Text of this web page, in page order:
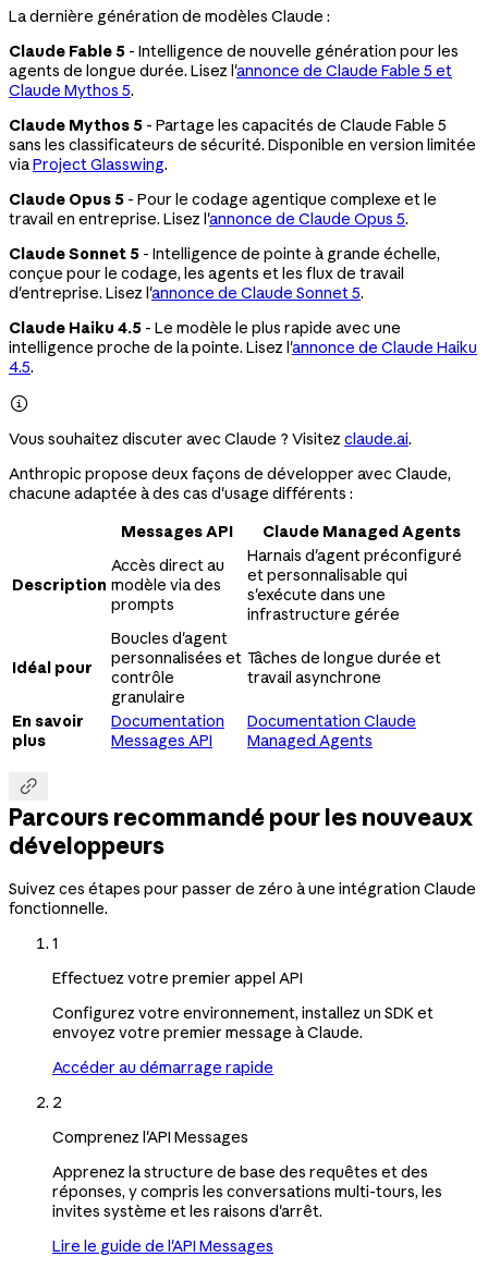
La dernière génération de modèles Claude :
Claude Fable 5 - Intelligence de nouvelle génération pour les
agents de longue durée. Lisez l'annonce de Claude Fable 5 et
Claude Mythos 5.
Claude Mythos 5 - Partage les capacités de Claude Fable 5
sans les classificateurs de sécurité. Disponible en version limitée
viaProject Glasswing.
Claude Opus 5 - Pour le codage agentique complexe et le
travail en entreprise. Lisez l'annonce de Claude Opus 5.
Claude Sonnet 5 - Intelligence de pointe à grande échelle,
conçue pour le codage, les agents et les flux de travail
d'entreprise. Lisez l'annonce de Claude Sonnet 5.
Claude Haiku 4.5 - Le modèle le plus rapide avec une
intelligence proche de la pointe. Lisez l'annonce de Claude Haiku
4.5.

Vous souhaitez discuter avec Claude ? Visitez claude.ai.
Anthropic propose deux façons de développer avec Claude,
chacune adaptée à des cas d'usage différents :
Messages API
Claude Managed Agents
Description
Accès direct au
modèle via des
prompts
Harnais d'agent préconfiguré
et personnalisable qui
s'exécute dans une
infrastructure gérée
Idéal pour
Boucles d'agent
personnalisées et
contrôle
granulaire
Tâches de longue durée et
travail asynchrone
En savoir
plus
Documentation
Messages API
Documentation Claude
Managed Agents

Parcours recommandé pour les nouveaux
développeurs
Suivez ces étapes pour passer de zéro à une intégration Claude
fonctionnelle.
1
Effectuez votre premier appel API
Configurez votre environnement, installez un SDK et
envoyez votre premier message à Claude.
Accéder au démarrage rapide
2
Comprenez l'API Messages
Apprenez la structure de base des requêtes et des
réponses, y compris les conversations multi-tours, les
invites système et les raisons d'arrêt.
Lire le guide de l'API Messages